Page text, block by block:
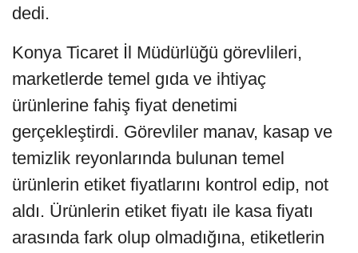
dedi.
Konya Ticaret İl Müdürlüğü görevlileri,
marketlerde temel gıda ve ihtiyaç
ürünlerine fahiş fiyat denetimi
gerçekleştirdi. Görevliler manav, kasap ve
temizlik reyonlarında bulunan temel
ürünlerin etiket fiyatlarını kontrol edip, not
aldı. Ürünlerin etiket fiyatı ile kasa fiyatı
arasında fark olup olmadığına, etiketlerin